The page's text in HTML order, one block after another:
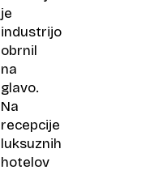
je
industrijo
obrnil
na
glavo.
Na
recepcije
luksuznih
hotelov